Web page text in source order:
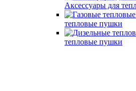
Аксессуары для
тепловые пушки
тепловые пушки